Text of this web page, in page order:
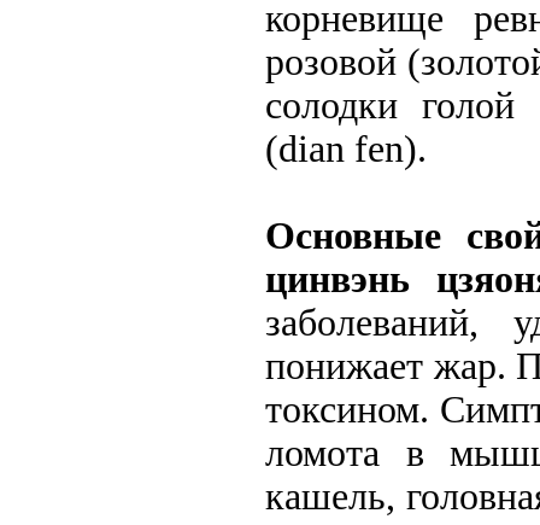
корневище
розовой
солодки голой
(dian fen).
Основные
цинвэнь
заболеваний,
понижает жар.
токсином.
ломота в
кашель,